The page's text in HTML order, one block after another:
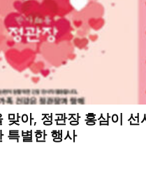
맞아, 정관장 홍삼이 선
특별한 행사